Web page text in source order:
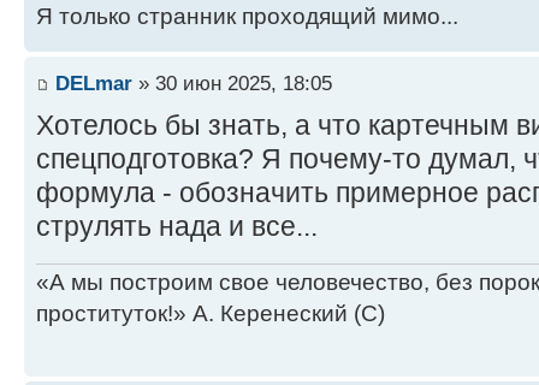
4 ER Small Laser
3 HAG/40
Manufacturer: Unknown
Primary Factory: Unknown
Communication System: Unknown
Targeting & Tracking System:
Introduction Year: 3145
Tech Rating/Availability: F/X-X-X-
Cost: 106,925,000 C-bills
Я только странник проходящий мимо...
DELmar » 30 июн 2025, 18:05
Хотелось бы знать, а что картечным
спецподготовка? Я почему-то думал,
формула - обозначить примерное
струлять нада и все...
«А мы построим свое человечество, без
проституток!» А. Керенеский (С)